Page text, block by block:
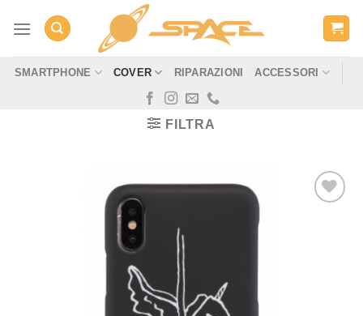
SMARTPHONE COVER RIPARAZIONI ACCESSORI
FILTRA